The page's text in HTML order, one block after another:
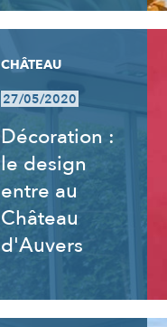
CHÂTEAU
27/05/2020
Décoration :
le design
entre au
Château
d'Auvers